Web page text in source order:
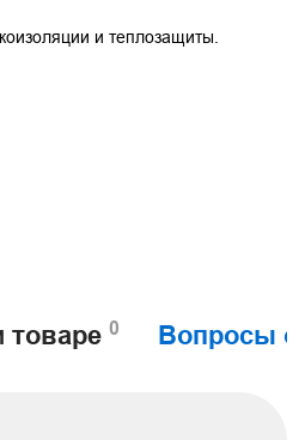
и теплозащиты.
0 Вопросы